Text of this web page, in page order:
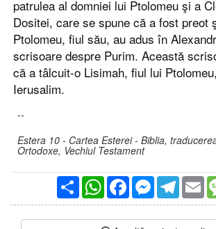
patrulea al domniei lui Ptolomeu şi a
Dositei, care se spune că a fost preot
Ptolomeu, fiul său, au adus în
scrisoare despre Purim. Această
că a tâlcuit-o Lisimah, fiul lui
Ierusalim.
--
Estera 10 - Cartea Esterei - Biblia,
Ortodoxe, Vechiul Testament
PartajareWhatsAppFacebookMessenger